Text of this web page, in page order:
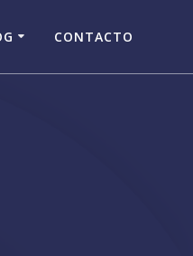
CONTACTO